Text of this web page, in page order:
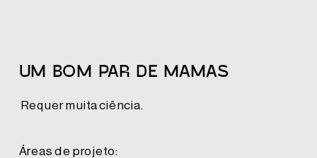
UM BOM PAR DE MAMAS
Requer muita ciência.
Áreas de projeto: